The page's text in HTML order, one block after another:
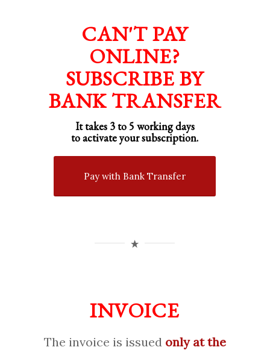
CAN'T PAY
ONLINE?
SUBSCRIBE BY
BANK TRANSFER
It takes 3 to 5 working days
to activate your subscription.
Pay with Bank Transfer
INVOICE
The invoice is issued only at the